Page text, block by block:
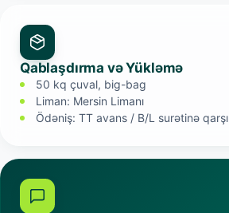
Qablaşdırma və Yükləmə
50 kq çuval, big-bag
Liman: Mersin Limanı
Ödəniş: TT avans / B/L surətinə qarşı